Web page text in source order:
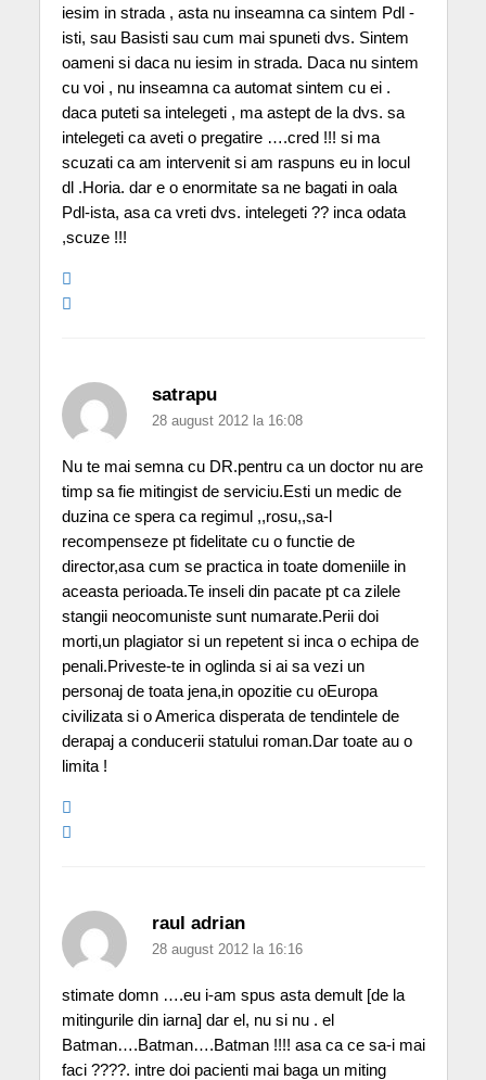
iesim in strada , asta nu inseamna ca sintem Pdl -
isti, sau Basisti sau cum mai spuneti dvs. Sintem
oameni si daca nu iesim in strada. Daca nu sintem
cu voi , nu inseamna ca automat sintem cu ei .
daca puteti sa intelegeti , ma astept de la dvs. sa
intelegeti ca aveti o pregatire ….cred !!! si ma
scuzati ca am intervenit si am raspuns eu in locul
dl .Horia. dar e o enormitate sa ne bagati in oala
Pdl-ista, asa ca vreti dvs. intelegeti ?? inca odata
,scuze !!!
satrapu
28 august 2012 la 16:08
Nu te mai semna cu DR.pentru ca un doctor nu are
timp sa fie mitingist de serviciu.Esti un medic de
duzina ce spera ca regimul ,,rosu,,sa-l
recompenseze pt fidelitate cu o functie de
director,asa cum se practica in toate domeniile in
aceasta perioada.Te inseli din pacate pt ca zilele
stangii neocomuniste sunt numarate.Perii doi
morti,un plagiator si un repetent si inca o echipa de
penali.Priveste-te in oglinda si ai sa vezi un
personaj de toata jena,in opozitie cu oEuropa
civilizata si o America disperata de tendintele de
derapaj a conducerii statului roman.Dar toate au o
limita !
raul adrian
28 august 2012 la 16:16
stimate domn ….eu i-am spus asta demult [de la
mitingurile din iarna] dar el, nu si nu . el
Batman….Batman….Batman !!!! asa ca ce sa-i mai
faci ????. intre doi pacienti mai baga un miting